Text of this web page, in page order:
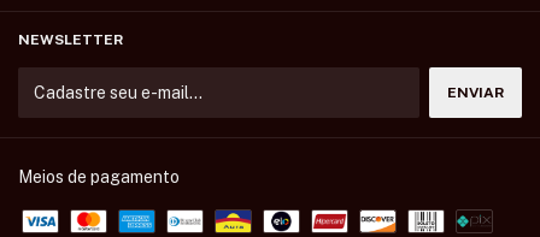
NEWSLETTER
Meios de pagamento